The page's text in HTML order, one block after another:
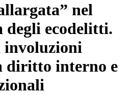
nel
degli ecodelitti.
involuzioni
diritto interno e